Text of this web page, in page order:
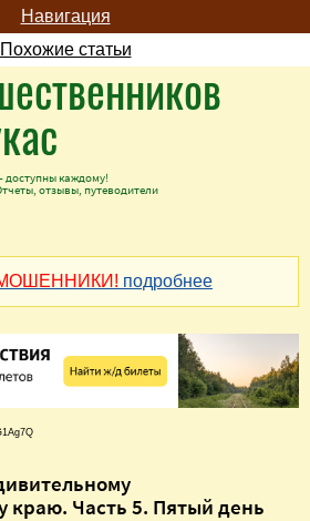
Навигация
Похожие статьи
доступны каждому!
отзывы, путеводители
подробнее
краю. Часть 5. Пятый день